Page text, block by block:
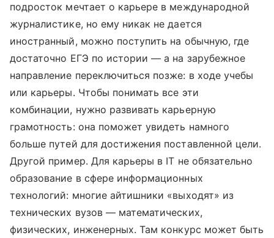
подросток мечтает о карьере в международной
журналистике, но ему никак не дается
иностранный, можно поступить на обычную, где
достаточно ЕГЭ по истории — а на зарубежное
направление переключиться позже: в ходе учебы
или карьеры. Чтобы понимать все эти
комбинации, нужно развивать карьерную
грамотность: она поможет увидеть намного
больше путей для достижения поставленной цели.
Другой пример. Для карьеры в IT не обязательно
образование в сфере информационных
технологий: многие айтишники «выходят» из
технических вузов — математических,
физических, инженерных. Там конкурс может быть